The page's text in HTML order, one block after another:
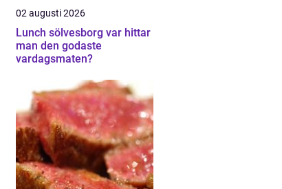
02 augusti 2026
Lunch sölvesborg var hittar
man den godaste
vardagsmaten?